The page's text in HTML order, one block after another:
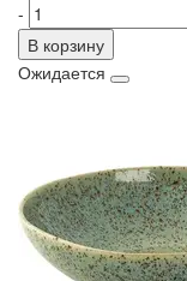
-
В корзину
Ожидается